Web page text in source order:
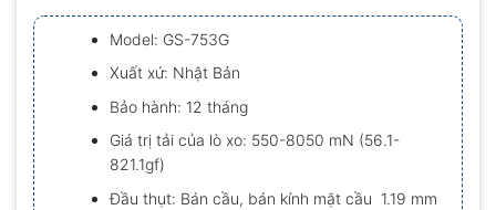
xếp
hạng
0.0
5
sao
Model: GS-753G
Xuất xứ: Nhật Bản
Bảo hành: 12 tháng
Giá trị tải của lò xo: 550-8050 mN (56.1-
821.1gf)
Đầu thụt: Bán cầu, bán kính mặt cầu 1.19 mm